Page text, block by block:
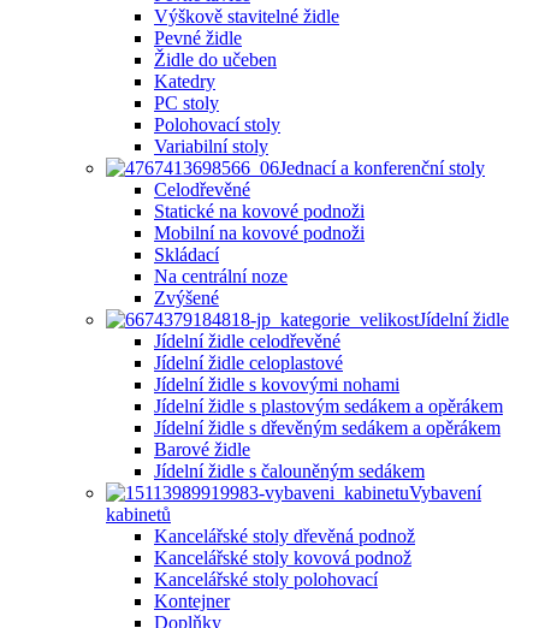
Výškově stavitelné židle
Pevné židle
Židle do učeben
Katedry
PC stoly
Polohovací stoly
Variabilní stoly
Jednací a konferenční stoly
Celodřevěné
Statické na kovové podnoži
Mobilní na kovové podnoži
Skládací
Na centrální noze
Zvýšené
Jídelní židle
Jídelní židle celodřevěné
Jídelní židle celoplastové
Jídelní židle s kovovými nohami
Jídelní židle s plastovým sedákem a opěrákem
Jídelní židle s dřevěným sedákem a opěrákem
Barové židle
Jídelní židle s čalouněným sedákem
Vybavení
kabinetů
Kancelářské stoly dřevěná podnož
Kancelářské stoly kovová podnož
Kancelářské stoly polohovací
Kontejner
Doplňky